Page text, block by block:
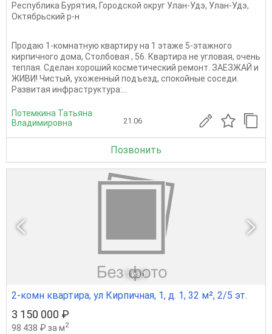
Республика Бурятия, Городской округ Улан-Удэ, Улан-Удэ,
Октябрьский р-н
Продаю 1-комнатную квартиру на 1 этаже 5-этажного
кирпичного дома, Столбовая , 56. Квартира не угловая, очень
теплая. Сделан хороший косметический ремонт. ЗАЕЗЖAЙ и
ЖИВИ! Чистый, ухоженный подъезд, спокойные соседи.
Развитая инфраструктура:...
Потемкина Татьяна
Владимировна
21.06
Позвонить
1 из 1
2-комн квартира, ул Кирпичная, 1, д. 1, 32 м², 2/5 эт.
3 150 000 ₽
98 438 ₽ за м2